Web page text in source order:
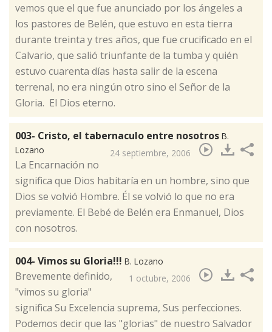
vemos que el que fue anunciado por los ángeles a
los pastores de Belén, que estuvo en esta tierra
durante treinta y tres años, que fue crucificado en el
Calvario, que salió triunfante de la tumba y quién
estuvo cuarenta días hasta salir de la escena
terrenal, no era ningún otro sino el Señor de la
Gloria. El Dios eterno.
003- Cristo, el tabernaculo entre nosotros B.
Lozano
24 septiembre, 2006
​La Encarnación no
significa que Dios habitaría en un hombre, sino que
Dios se volvió Hombre. Él se volvió lo que no era
previamente. El Bebé de Belén era Enmanuel, Dios
con nosotros.
004- Vimos su Gloria!!! B. Lozano
1 octubre, 2006
​Brevemente definido,
"vimos su gloria"
significa Su Excelencia suprema, Sus perfecciones.
Podemos decir que las "glorias" de nuestro Salvador